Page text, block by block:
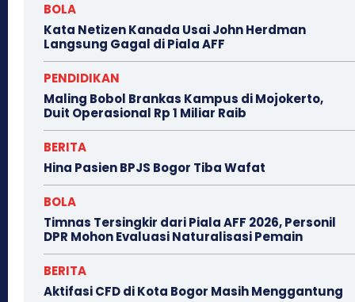
BOLA
Kata Netizen Kanada Usai John Herdman
Langsung Gagal di Piala AFF
PENDIDIKAN
Maling Bobol Brankas Kampus di Mojokerto,
Duit Operasional Rp 1 Miliar Raib
BERITA
Hina Pasien BPJS Bogor Tiba Wafat
BOLA
Timnas Tersingkir dari Piala AFF 2026, Personil
DPR Mohon Evaluasi Naturalisasi Pemain
BERITA
Aktifasi CFD di Kota Bogor Masih Menggantung